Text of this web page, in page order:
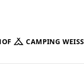
CAMPING WEISS